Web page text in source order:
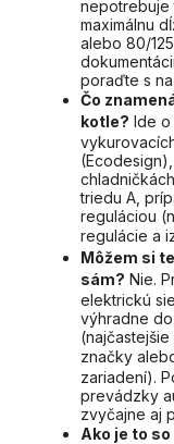
nepotrebuje
maximálnu
alebo 80/
poraďte s
Čo
kotle? Ide o
triedu A,
reguláciou
regulácie a
Môžem si
sám? Nie.
elektrickú
výhradne
značky
zariadení).
prevádzky
zvyčajne aj
Ako je to